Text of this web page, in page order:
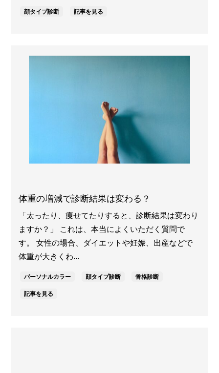
顔タイプ診断 記事を見る
体重の増減で診断結果は変わる？
「太ったり、痩せてたりすると、診断結果は変わり
ますか？」 これは、本当によくいただく質問で
す。 女性の場合、ダイエットや妊娠、出産などで
体重が大きくわ...
パーソナルカラー 顔タイプ診断 骨格診断
記事を見る